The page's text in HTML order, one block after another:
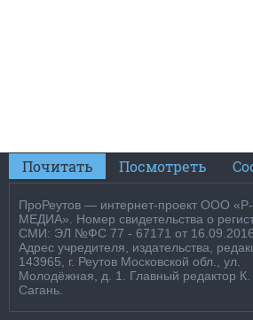
Почитать Посмотреть
ПроРеутов — интернет-проект ООО «Р-
МЕДИА». Номер свидетельства о
СМИ: ЭЛ №ФС 77 - 67171 от 16.09.2016.
Адрес учредителя, издательства,
143965, г. Реутов Московской обл., ул.
Молодёжная, д. 1. Главный редактор К.
Сагань.